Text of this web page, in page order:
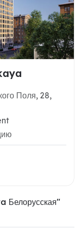
Поля, 28,
Белорусская"